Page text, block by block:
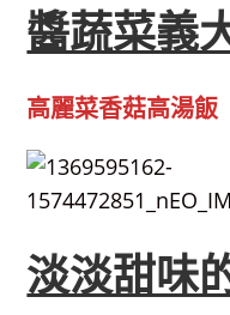
醬蔬菜義
高麗菜香菇高湯飯
淡淡甜味